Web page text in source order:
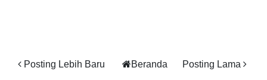
Posting Lebih Baru Posting Lama
Beranda